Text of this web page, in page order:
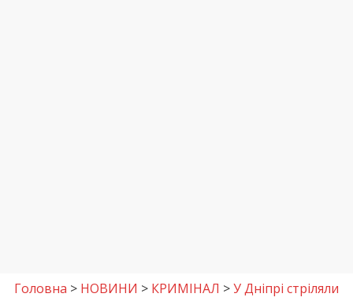
Головна > НОВИНИ > КРИМІНАЛ >У Дніпрі стріляли